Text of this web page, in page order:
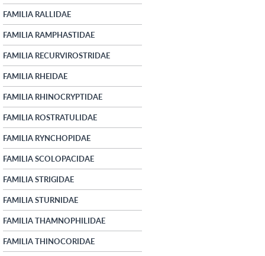
FAMILIA RALLIDAE
FAMILIA RAMPHASTIDAE
FAMILIA RECURVIROSTRIDAE
FAMILIA RHEIDAE
FAMILIA RHINOCRYPTIDAE
FAMILIA ROSTRATULIDAE
FAMILIA RYNCHOPIDAE
FAMILIA SCOLOPACIDAE
FAMILIA STRIGIDAE
FAMILIA STURNIDAE
FAMILIA THAMNOPHILIDAE
FAMILIA THINOCORIDAE